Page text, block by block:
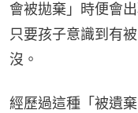
會被拋棄」時便會
只要孩子意識到有
沒。
經歷過這種「被遺